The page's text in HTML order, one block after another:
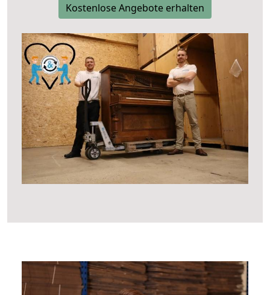
Kostenlose Angebote erhalten